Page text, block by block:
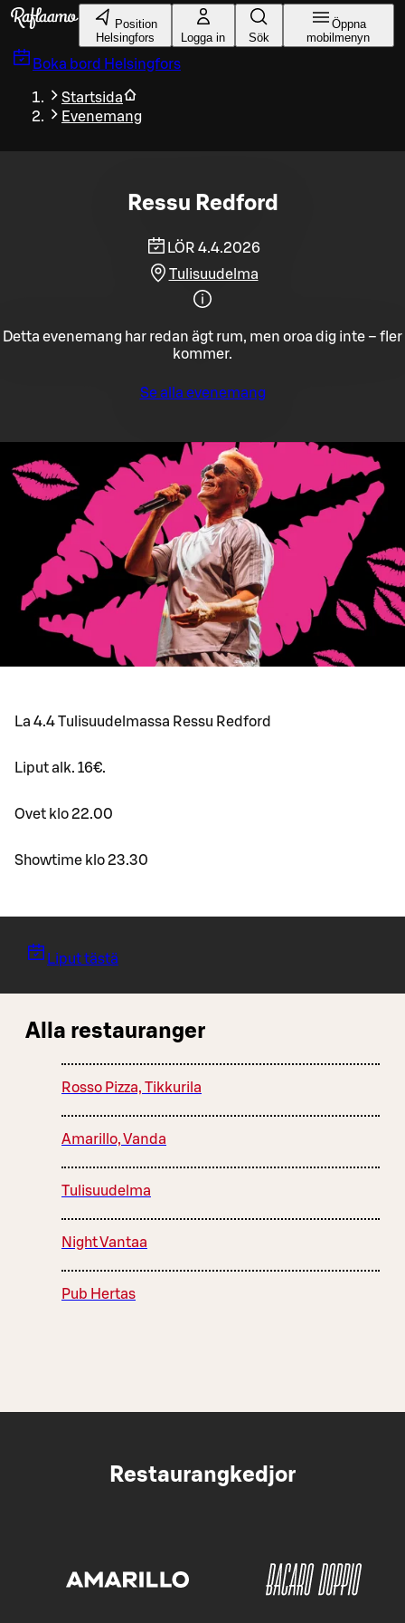
Gå till huvudinnehållet
Position
Helsingfors
Logga in Sök
Öppna
mobilmenyn
Boka bord Helsingfors
Startsida
Evenemang
Ressu Redford
LÖR 4.4.2026
Tulisuudelma
Detta evenemang har redan ägt rum, men oroa dig inte – fler
kommer.
Se alla evenemang
La 4.4 Tulisuudelmassa Ressu Redford
Liput alk. 16€.
Ovet klo 22.00
Showtime klo 23.30
Liput tästä
Alla restauranger
Rosso Pizza, Tikkurila
Amarillo, Vanda
Tulisuudelma
Night Vantaa
Pub Hertas
Restaurangkedjor